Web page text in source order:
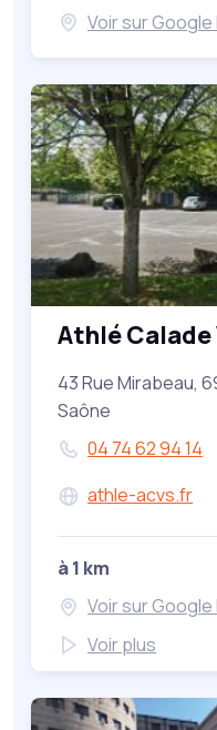
Voir sur Google
Athlé Calade
43 Rue Mirabeau,
Saône
04 74 62 94 14
athle-acvs.fr
à 1 km
Voir sur Google
Voir plus